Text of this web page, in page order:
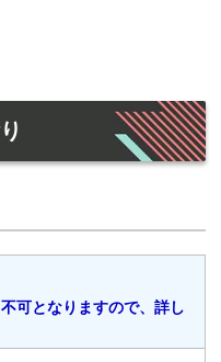
可となりますので、詳し